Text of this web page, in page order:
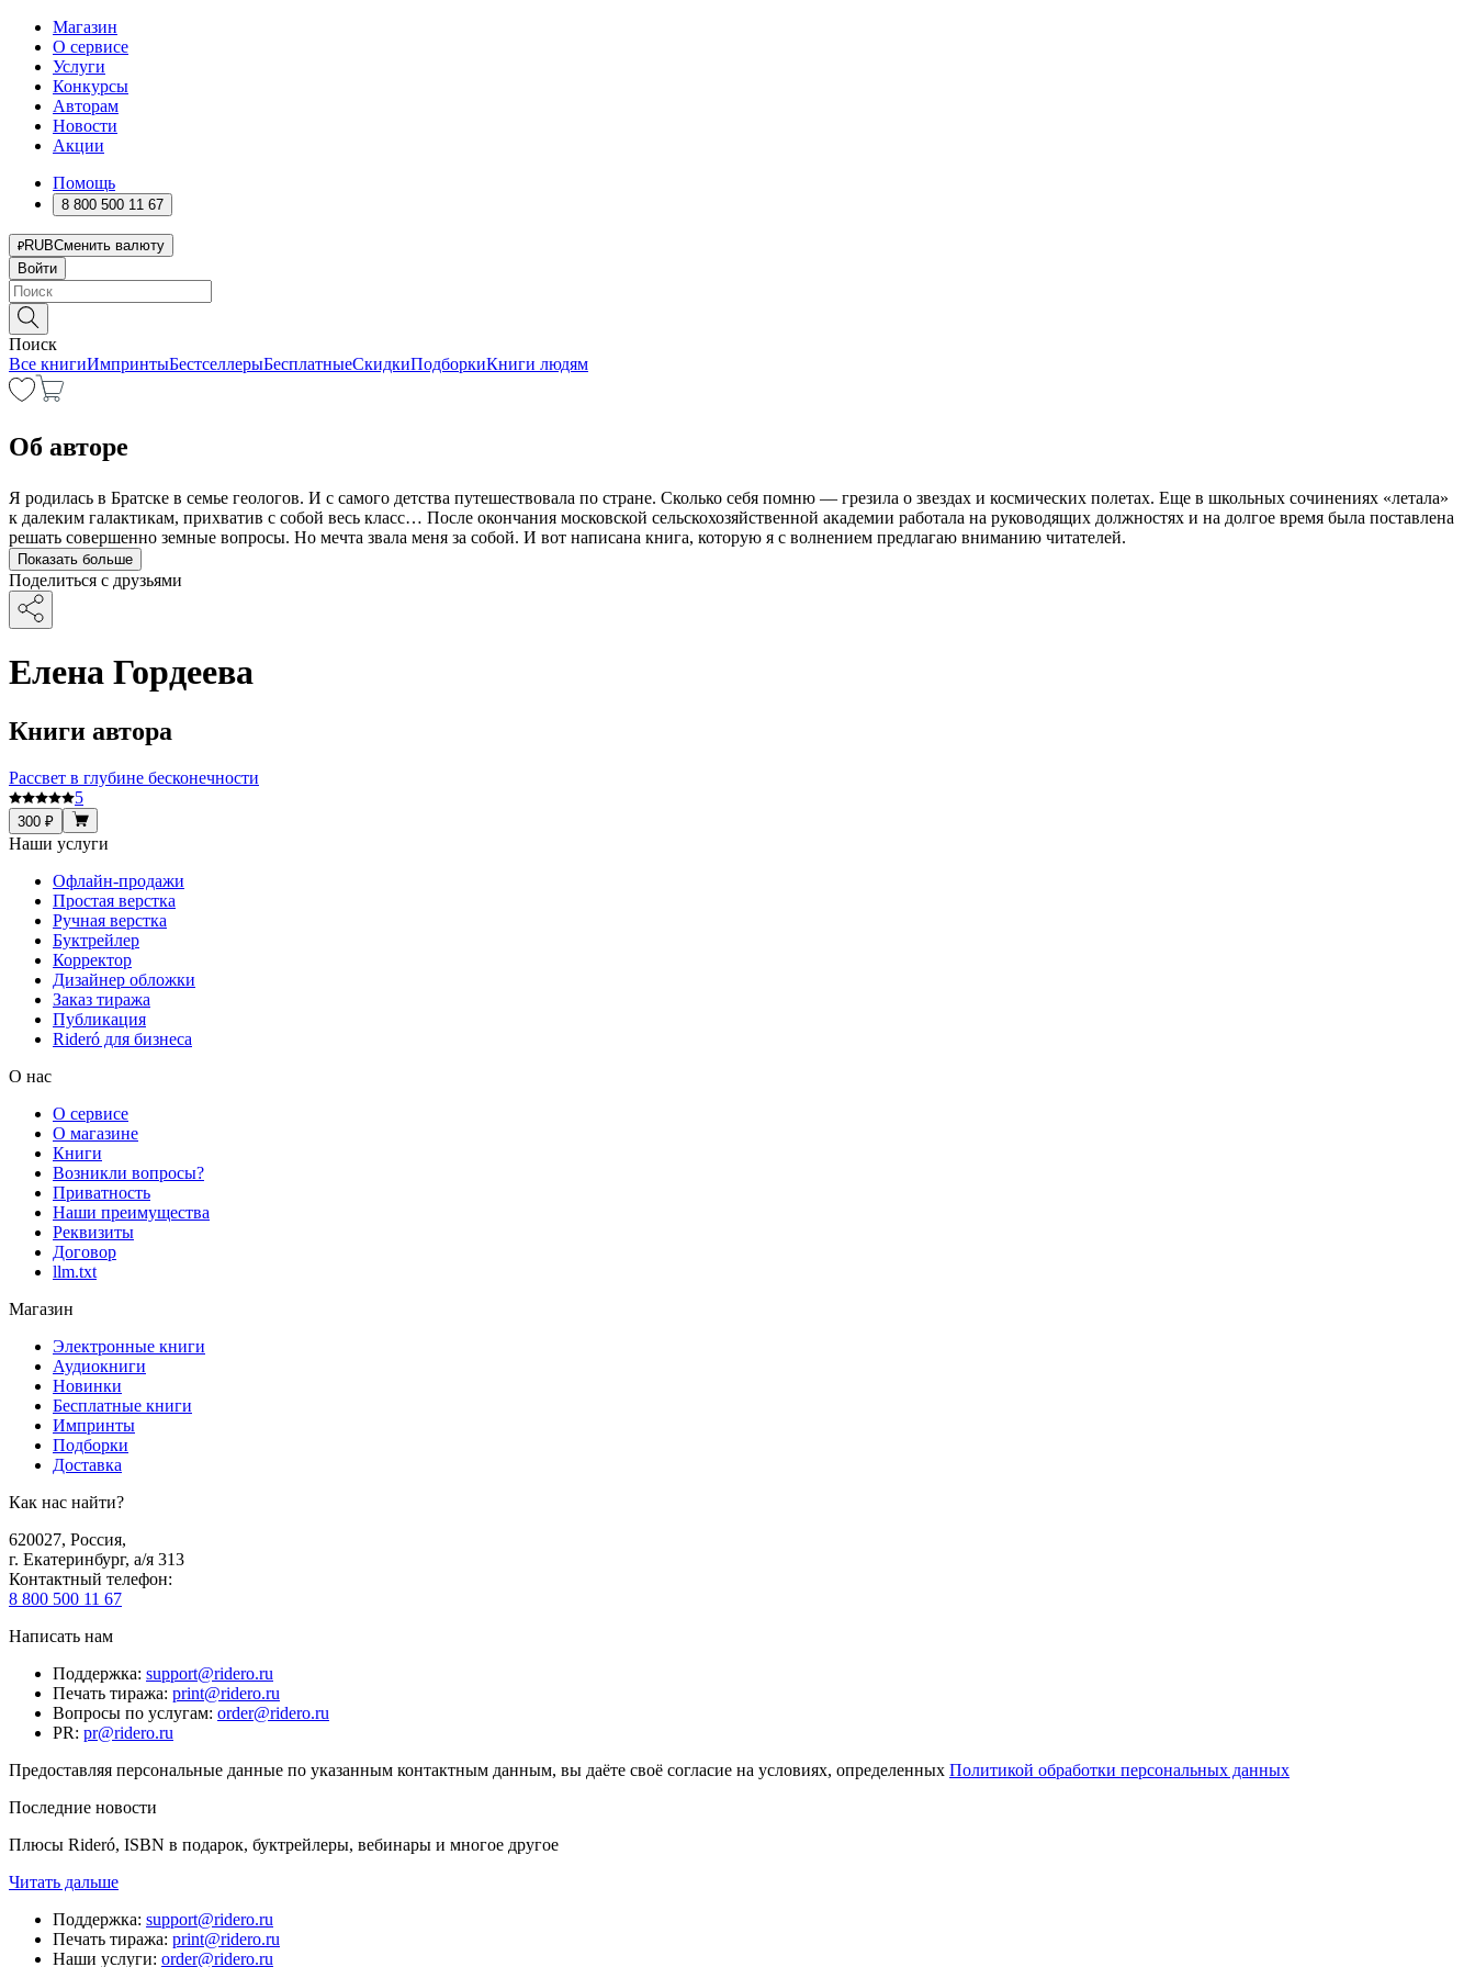
Магазин
О сервисе
Услуги
Конкурсы
Авторам
Новости
Акции
Помощь
8 800 500 11 67
RUBСменить валюту
Войти
Поиск
Все книгиИмпринтыБестселлерыБесплатныеСкидкиПодборкиКниги людям
Об авторе
Я родилась в Братске в семье геологов. И с самого детства путешествовала по стране. Сколько себя помню — грезила о звездах и космических полетах. Еще в школьных сочинениях «летала»
к далеким галактикам, прихватив с собой весь класс… После окончания московской сельскохозяйственной академии работала на руководящих должностях и на долгое время была поставлена
решать совершенно земные вопросы. Но мечта звала меня за собой. И вот написана книга, которую я с волнением предлагаю вниманию читателей.
Показать больше
Поделиться с друзьями
Елена Гордеева
Книги автора
Рассвет в глубине бесконечности
5
300 ₽
Наши услуги
Офлайн-продажи
Простая верстка
Ручная верстка
Буктрейлер
Корректор
Дизайнер обложки
Заказ тиража
Публикация
Rideró для бизнеса
О нас
О сервисе
О магазине
Книги
Возникли вопросы?
Приватность
Наши преимущества
Реквизиты
Договор
llm.txt
Магазин
Электронные книги
Аудиокниги
Новинки
Бесплатные книги
Импринты
Подборки
Доставка
Как нас найти?
620027, Россия,
г. Екатеринбург, а/я 313
Контактный телефон:
8 800 500 11 67
Написать нам
Поддержка: support@ridero.ru
Печать тиража: print@ridero.ru
Вопросы по услугам: order@ridero.ru
PR: pr@ridero.ru
Предоставляя персональные данные по указанным контактным данным, вы даёте своё согласие на условиях, определенных Политикой обработки персональных данных
Последние новости
Плюсы Rideró, ISBN в подарок, буктрейлеры, вебинары и многое другое
Читать дальше
Поддержка: support@ridero.ru
Печать тиража: print@ridero.ru
Наши услуги: order@ridero.ru